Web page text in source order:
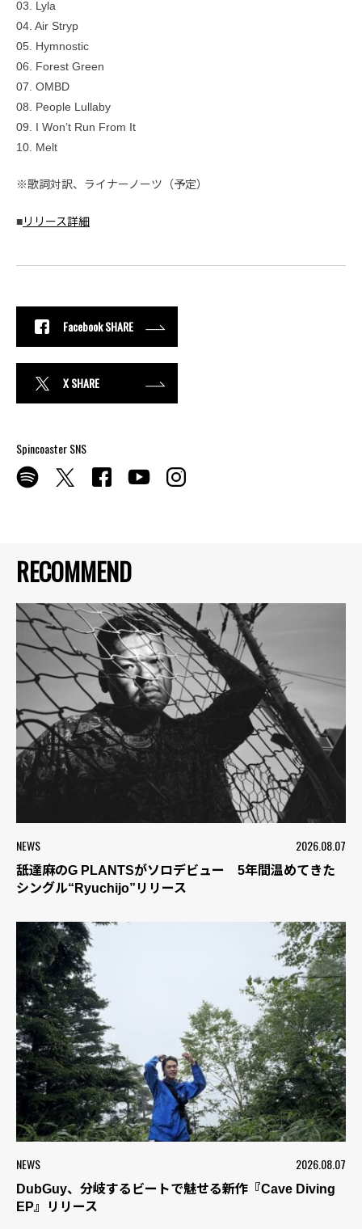
RECOMMEND
NEWS 2026.08.07
舐達麻のG PLANTSがソロデビュー 5年間温めてきた
シングル“Ryuchijo”リリース
NEWS 2026.08.07
DubGuy、分岐するビートで魅せる新作『Cave Diving
EP』リリース
03. Lyla
04. Air Stryp
05. Hymnostic
06. Forest Green
07. OMBD
08. People Lullaby
09. I Won’t Run From It
10. Melt
※歌詞対訳、ライナーノーツ（予定）
■リリース詳細
Facebook SHARE
X SHARE
Spincoaster SNS